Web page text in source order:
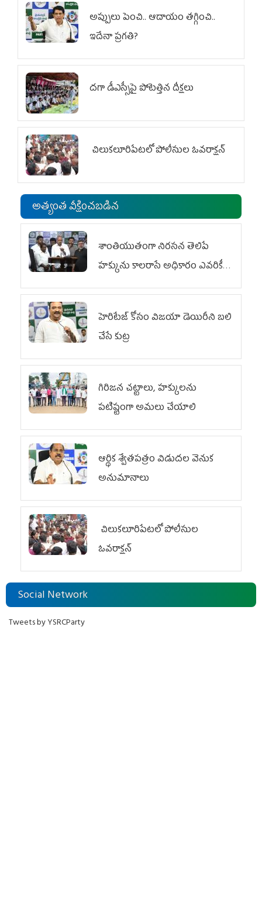
అప్పులు పెంచి.. ఆదాయం తగ్గించి..
ఇదేనా ప్రగతి?
దగా డీఎస్సీపై పోటెత్తిన దీక్షలు
చిలుక‌లూరిపేట‌లో పోలీసుల ఓవ‌రాక్ష‌న్‌
అత్యంత వీక్షించబడిన
శాంతియుతంగా నిరసన తెలిపే
హక్కును కాలరాసే అధికారం ఎవరికీ
లేదు
హెరిటేజ్ కోసం విజయా డెయిరీని బలి
చేసే కుట్ర‌
గిరిజన చట్టాలు, హక్కులను
పటిష్టంగా అమలు చేయాలి
ఆర్థిక శ్వేతపత్రం విడుదల వెనుక
అనుమానాలు
చిలుక‌లూరిపేట‌లో పోలీసుల
ఓవ‌రాక్ష‌న్‌
Social Network
Tweets by YSRCParty